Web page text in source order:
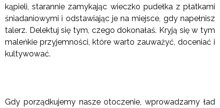
kąpieli, starannie zamykając wieczko pudełka z płatkami
śniadaniowymi i odstawiając je na miejsce, gdy napełnisz
talerz. Delektuj się tym, czego dokonałaś. Kryją się w tym
maleńkie przyjemności, które warto zauważyć, doceniać i
kultywować.
Gdy porządkujemy nasze otoczenie, wprowadzamy ład